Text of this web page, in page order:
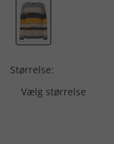
Størrelse:
Vælg størrelse